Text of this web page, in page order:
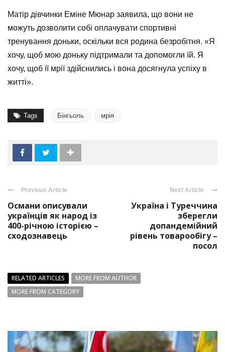
Матір дівчинки Еміне Мюнар заявила, що вони не
можуть дозволити собі оплачувати спортивні
тренування доньки, оскільки вся родина безробітня. «Я
хочу, щоб мою доньку підтримали та допомогли їй. Я
хочу, щоб її мрії здійснились і вона досягнула успіху в
житті».
Tags Бінгьоль мрія
Previous Article
Османи описували
українців як народ із
400-річною історією –
сходознавець
Next Article
Україна і Туреччина
зберегли
допандемійний
рівень товарообігу –
посол
RELATED ARTICLES
MORE FROM AUTHOR
MORE FROM CATEGORY